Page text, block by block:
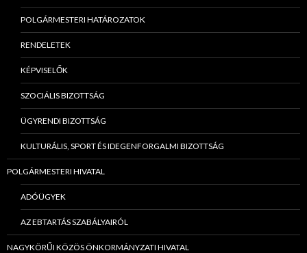
POLGÁRMESTERI HATÁROZATOK
RENDELETEK
KÉPVISELŐK
SZOCIÁLIS BIZOTTSÁG
ÜGYRENDI BIZOTTSÁG
KULTURÁLIS, SPORT ÉS IDEGENFORGALMI BIZOTTSÁG
POLGÁRMESTERI HIVATAL
ADÓÜGYEK
AZ EBTARTÁS SZABÁLYAIRÓL
NAGYKÖRŰI KÖZÖS ÖNKORMÁNYZATI HIVATAL